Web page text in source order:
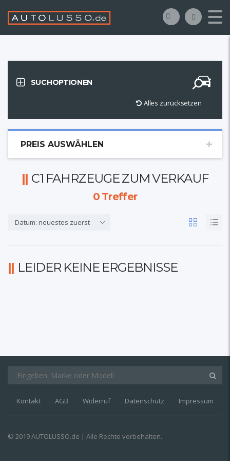
SUCHOPTIONEN
Alles zurücksetzen
PREIS AUSWÄHLEN
C1 FAHRZEUGE ZUM VERKAUF
0Treffer
Datum: neuestes zuerst
LEIDER KEINE ERGEBNISSE
Kontakt AGB Widerruf Datenschutz Impressum
© 2019 AUTOLUSSO.de | Alle Rechte vorbehalten.